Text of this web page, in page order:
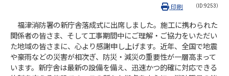
（ID:9253）
印刷
福津消防署の新庁舎落成式に出席しました。施工に携わられた
関係者の皆さま、そして工事期間中にご理解・ご協力をいただい
た地域の皆さまに、心より感謝申し上げます。近年、全国で地震
や豪雨などの災害が相次ぎ、防災・減災の重要性が一層高まって
います。新庁舎は最新の設備を備え、迅速かつ的確に対応できる